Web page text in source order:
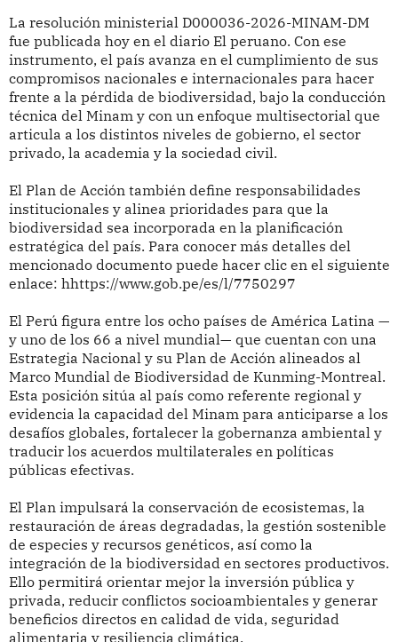
La resolución ministerial D000036-2026-MINAM-DM
fue publicada hoy en el diario El peruano. Con ese
instrumento, el país avanza en el cumplimiento de sus
compromisos nacionales e internacionales para hacer
frente a la pérdida de biodiversidad, bajo la conducción
técnica del Minam y con un enfoque multisectorial que
articula a los distintos niveles de gobierno, el sector
privado, la academia y la sociedad civil.
El Plan de Acción también define responsabilidades
institucionales y alinea prioridades para que la
biodiversidad sea incorporada en la planificación
estratégica del país. Para conocer más detalles del
mencionado documento puede hacer clic en el siguiente
enlace: hhttps://www.gob.pe/es/l/7750297
El Perú figura entre los ocho países de América Latina —
y uno de los 66 a nivel mundial— que cuentan con una
Estrategia Nacional y su Plan de Acción alineados al
Marco Mundial de Biodiversidad de Kunming-Montreal.
Esta posición sitúa al país como referente regional y
evidencia la capacidad del Minam para anticiparse a los
desafíos globales, fortalecer la gobernanza ambiental y
traducir los acuerdos multilaterales en políticas
públicas efectivas.
El Plan impulsará la conservación de ecosistemas, la
restauración de áreas degradadas, la gestión sostenible
de especies y recursos genéticos, así como la
integración de la biodiversidad en sectores productivos.
Ello permitirá orientar mejor la inversión pública y
privada, reducir conflictos socioambientales y generar
beneficios directos en calidad de vida, seguridad
alimentaria y resiliencia climática.